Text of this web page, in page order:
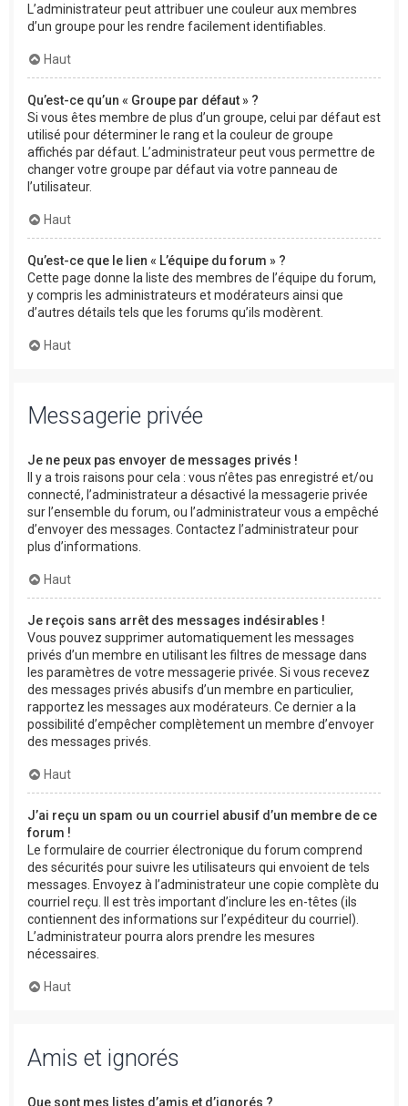
L’administrateur peut attribuer une couleur aux membres
d’un groupe pour les rendre facilement identifiables.
Haut
Qu’est-ce qu’un « Groupe par défaut » ?
Si vous êtes membre de plus d’un groupe, celui par défaut est
utilisé pour déterminer le rang et la couleur de groupe
affichés par défaut. L’administrateur peut vous permettre de
changer votre groupe par défaut via votre panneau de
l’utilisateur.
Haut
Qu’est-ce que le lien « L’équipe du forum » ?
Cette page donne la liste des membres de l’équipe du forum,
y compris les administrateurs et modérateurs ainsi que
d’autres détails tels que les forums qu’ils modèrent.
Haut
Messagerie privée
Je ne peux pas envoyer de messages privés !
Il y a trois raisons pour cela : vous n’êtes pas enregistré et/ou
connecté, l’administrateur a désactivé la messagerie privée
sur l’ensemble du forum, ou l’administrateur vous a empêché
d’envoyer des messages. Contactez l’administrateur pour
plus d’informations.
Haut
Je reçois sans arrêt des messages indésirables !
Vous pouvez supprimer automatiquement les messages
privés d’un membre en utilisant les filtres de message dans
les paramètres de votre messagerie privée. Si vous recevez
des messages privés abusifs d’un membre en particulier,
rapportez les messages aux modérateurs. Ce dernier a la
possibilité d’empêcher complètement un membre d’envoyer
des messages privés.
Haut
J’ai reçu un spam ou un courriel abusif d’un membre de ce
forum !
Le formulaire de courrier électronique du forum comprend
des sécurités pour suivre les utilisateurs qui envoient de tels
messages. Envoyez à l’administrateur une copie complète du
courriel reçu. Il est très important d’inclure les en-têtes (ils
contiennent des informations sur l’expéditeur du courriel).
L’administrateur pourra alors prendre les mesures
nécessaires.
Haut
Amis et ignorés
Que sont mes listes d’amis et d’ignorés ?